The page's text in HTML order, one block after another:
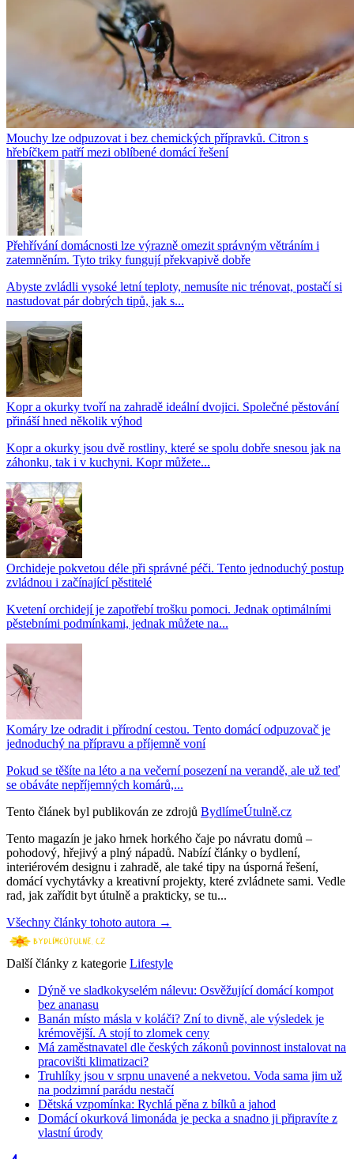
Mouchy lze odpuzovat i bez chemických přípravků. Citron s
hřebíčkem patří mezi oblíbené domácí řešení
Přehřívání domácnosti lze výrazně omezit správným větráním i
zatemněním. Tyto triky fungují překvapivě dobře
Abyste zvládli vysoké letní teploty, nemusíte nic trénovat, postačí si
nastudovat pár dobrých tipů, jak s...
Kopr a okurky tvoří na zahradě ideální dvojici. Společné pěstování
přináší hned několik výhod
Kopr a okurky jsou dvě rostliny, které se spolu dobře snesou jak na
záhonku, tak i v kuchyni. Kopr můžete...
Orchideje pokvetou déle při správné péči. Tento jednoduchý postup
zvládnou i začínající pěstitelé
Kvetení orchidejí je zapotřebí trošku pomoci. Jednak optimálními
pěstebními podmínkami, jednak můžete na...
Komáry lze odradit i přírodní cestou. Tento domácí odpuzovač je
jednoduchý na přípravu a příjemně voní
Pokud se těšíte na léto a na večerní posezení na verandě, ale už teď
se obáváte nepříjemných komárů,...
Tento článek byl publikován ze zdrojů BydlímeÚtulně.cz
Tento magazín je jako hrnek horkého čaje po návratu domů –
pohodový, hřejivý a plný nápadů. Nabízí články o bydlení,
interiérovém designu i zahradě, ale také tipy na úsporná řešení,
domácí vychytávky a kreativní projekty, které zvládnete sami. Vedle
rad, jak zařídit byt útulně a prakticky, se tu...
Všechny články tohoto autora →
Další články z kategorie Lifestyle
Dýně ve sladkokyselém nálevu: Osvěžující domácí kompot
bez ananasu
Banán místo másla v koláči? Zní to divně, ale výsledek je
krémovější. A stojí to zlomek ceny
Má zaměstnavatel dle českých zákonů povinnost instalovat na
pracovišti klimatizaci?
Truhlíky jsou v srpnu unavené a nekvetou. Voda sama jim už
na podzimní parádu nestačí
Dětská vzpomínka: Rychlá pěna z bílků a jahod
Domácí okurková limonáda je pecka a snadno ji připravíte z
vlastní úrody